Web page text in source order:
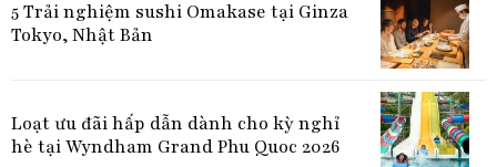
5 Trải nghiệm sushi Omakase tại Ginza
Tokyo, Nhật Bản
Loạt ưu đãi hấp dẫn dành cho kỳ nghỉ
hè tại Wyndham Grand Phu Quoc 2026